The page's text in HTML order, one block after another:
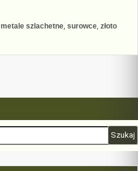
metale szlachetne surowce złoto